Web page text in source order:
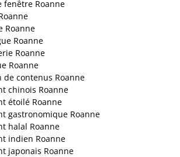
fenêtre Roanne
Roanne
Roanne
Roanne
Roanne
de contenus Roanne
chinois Roanne
étoilé Roanne
gastronomique Roanne
halal Roanne
indien Roanne
japonais Roanne